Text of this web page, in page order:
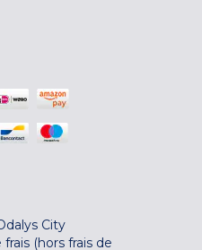
City
(hors frais de